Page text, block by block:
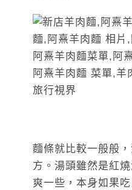
麵條就比較一般般
方。湯頭雖然是紅
爽一些，本身如果